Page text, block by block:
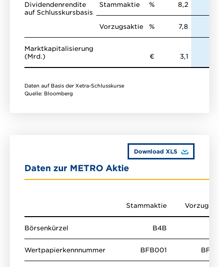
Dividendenrendite
auf Schlusskursbasis
Stammaktie % 8,2
Vorzugsaktie % 7,8
Marktkapitalisierung
(Mrd.)
€ 3,1
Daten auf Basis der Xetra-Schlusskurse
Quelle: Bloomberg
Download XLS
Daten zur METRO Aktie
Stammaktie
Börsenkürzel B4B
Wertpapierkennnummer BFB001